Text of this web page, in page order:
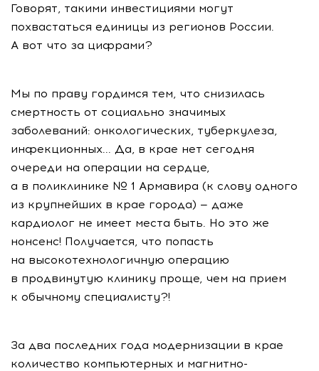
Говорят, такими инвестициями могут
похвастаться единицы из регионов России.
А вот что за цифрами?
Мы по праву гордимся тем, что снизилась
смертность от социально значимых
заболеваний: онкологических, туберкулеза,
инфекционных... Да, в крае нет сегодня
очереди на операции на сердце,
а в поликлинике № 1 Армавира (к слову одного
из крупнейших в крае города) — даже
кардиолог не имеет места быть. Но это же
нонсенс! Получается, что попасть
на высокотехнологичную операцию
в продвинутую клинику проще, чем на прием
к обычному специалисту?!
За два последних года модернизации в крае
количество компьютерных и магнитно-